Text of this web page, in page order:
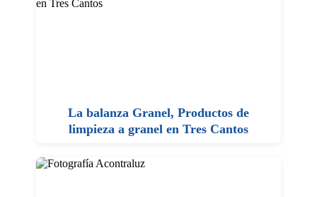
La balanza Granel, Productos de
limpieza a granel en Tres Cantos